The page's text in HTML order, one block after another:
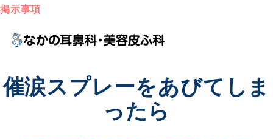
掲示事項
催涙スプレーをあびてしま
ったら